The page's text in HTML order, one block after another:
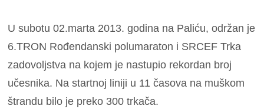
U subotu 02.marta 2013. godina na Paliću, održan je
6.TRON Rođendanski polumaraton i SRCEF Trka
zadovoljstva na kojem je nastupio rekordan broj
učesnika. Na startnoj liniji u 11 časova na muškom
štrandu bilo je preko 300 trkača.